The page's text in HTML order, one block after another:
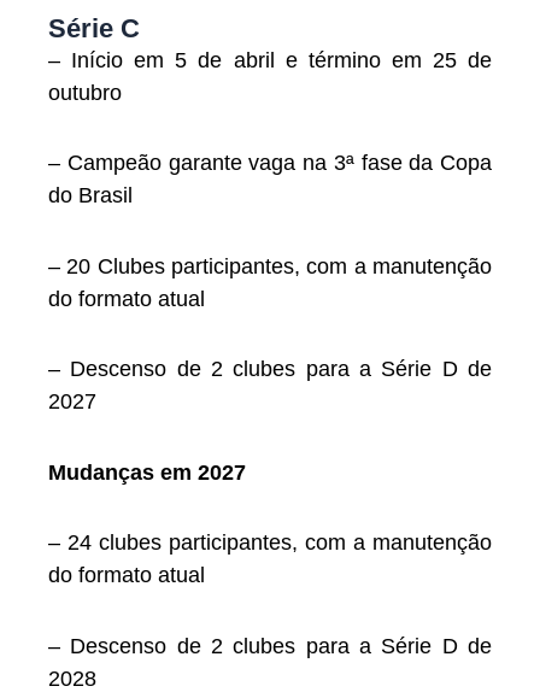
Série C
– Início em 5 de abril e término em 25 de
outubro
– Campeão garante vaga na 3ª fase da Copa
do Brasil
– 20 Clubes participantes, com a manutenção
do formato atual
– Descenso de 2 clubes para a Série D de
2027
Mudanças em 2027
– 24 clubes participantes, com a manutenção
do formato atual
– Descenso de 2 clubes para a Série D de
2028